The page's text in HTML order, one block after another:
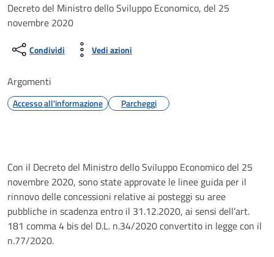
Decreto del Ministro dello Sviluppo Economico, del 25
novembre 2020
Condividi Vedi azioni
Argomenti
Accesso all'informazione Parcheggi
Con il Decreto del Ministro dello Sviluppo Economico del 25
novembre 2020, sono state approvate le linee guida per il
rinnovo delle concessioni relative ai posteggi su aree
pubbliche in scadenza entro il 31.12.2020, ai sensi dell’art.
181 comma 4 bis del D.L. n.34/2020 convertito in legge con il
n.77/2020.